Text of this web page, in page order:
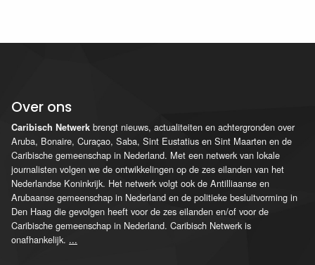
Over ons
Caribisch Netwerk brengt nieuws, actualiteiten en achtergronden over
Aruba, Bonaire, Curaçao, Saba, Sint Eustatius en Sint Maarten en de
Caribische gemeenschap in Nederland. Met een netwerk van lokale
journalisten volgen we de ontwikkelingen op de zes eilanden van het
Nederlandse Koninkrijk. Het netwerk volgt ook de Antilliaanse en
Arubaanse gemeenschap in Nederland en de politieke besluitvorming in
Den Haag die gevolgen heeft voor de zes eilanden en/of voor de
Caribische gemeenschap in Nederland. Caribisch Netwerk is
onafhankelijk. ...